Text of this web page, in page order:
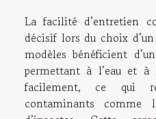
La facilité d’entretien
décisif lors du choix
modèles bénéficient
permettant à l’eau et
facilement, ce qui
contaminants comme